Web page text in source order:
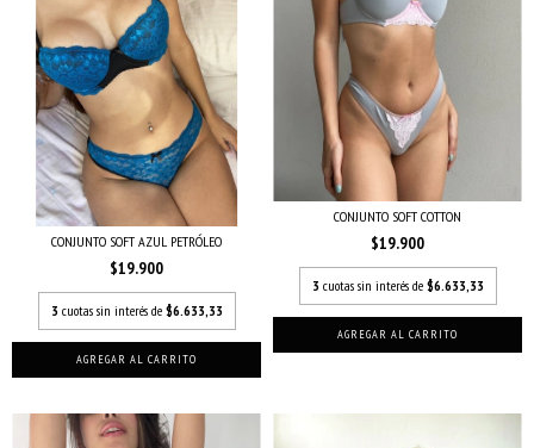
CONJUNTO SOFT AZUL PETRÓLEO
$19.900
3 cuotas sin interés de $6.633,33
AGREGAR AL CARRITO
CONJUNTO SOFT COTTON
$19.900
3 cuotas sin interés de $6.633,33
AGREGAR AL CARRITO